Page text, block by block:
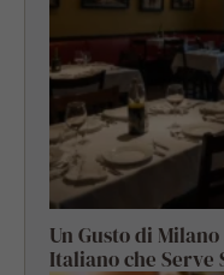
Un Gusto di
Italiano che Serve